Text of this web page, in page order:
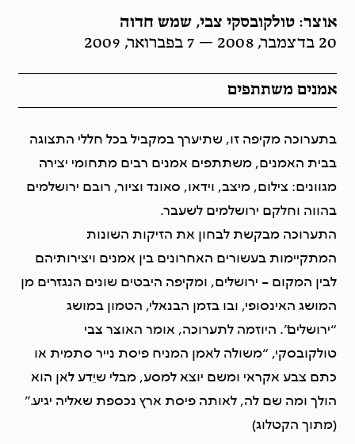
אוצר: טולקובסקי צבי, שמש חדוה
20 בדצמבר, 2008 — 7 בפברואר, 2009
בתערוכה מקיפה זו, שתיערך במקביל בכל חללי התצוגה
בבית האמנים, משתתפים אמנים רבים מתחומי יצירה
מגוונים: צילום, מיצב, וידאו, סאונד וציור, רובם ירושלמים
בהווה וחלקם ירושלמים לשעבר.
התערוכה מבקשת לבחון את הזיקות השונות
המתקיימות בעשורים האחרונים בין אמנים ויצירותיהם
לבין המקום – ירושלים, ומקיפה היבטים שונים הנגזרים מן
המושג האינסופי, ובו בזמן הבנאלי, הטמון במושג
“ירושלים”. היוזמה לתערוכה, אומר האוצר צבי
טולקובסקי, “משולה לאמן המניח פיסת נייר סתמית או
כתם צבע אקראי ומשם יוצא למסע, מבלי שיֵדע לאן הוא
הולך ומה שם לה, לאותה פיסת ארץ נכספת שאליה יגיע.”
(מתוך הקטלוג)
אמנים משתתפים